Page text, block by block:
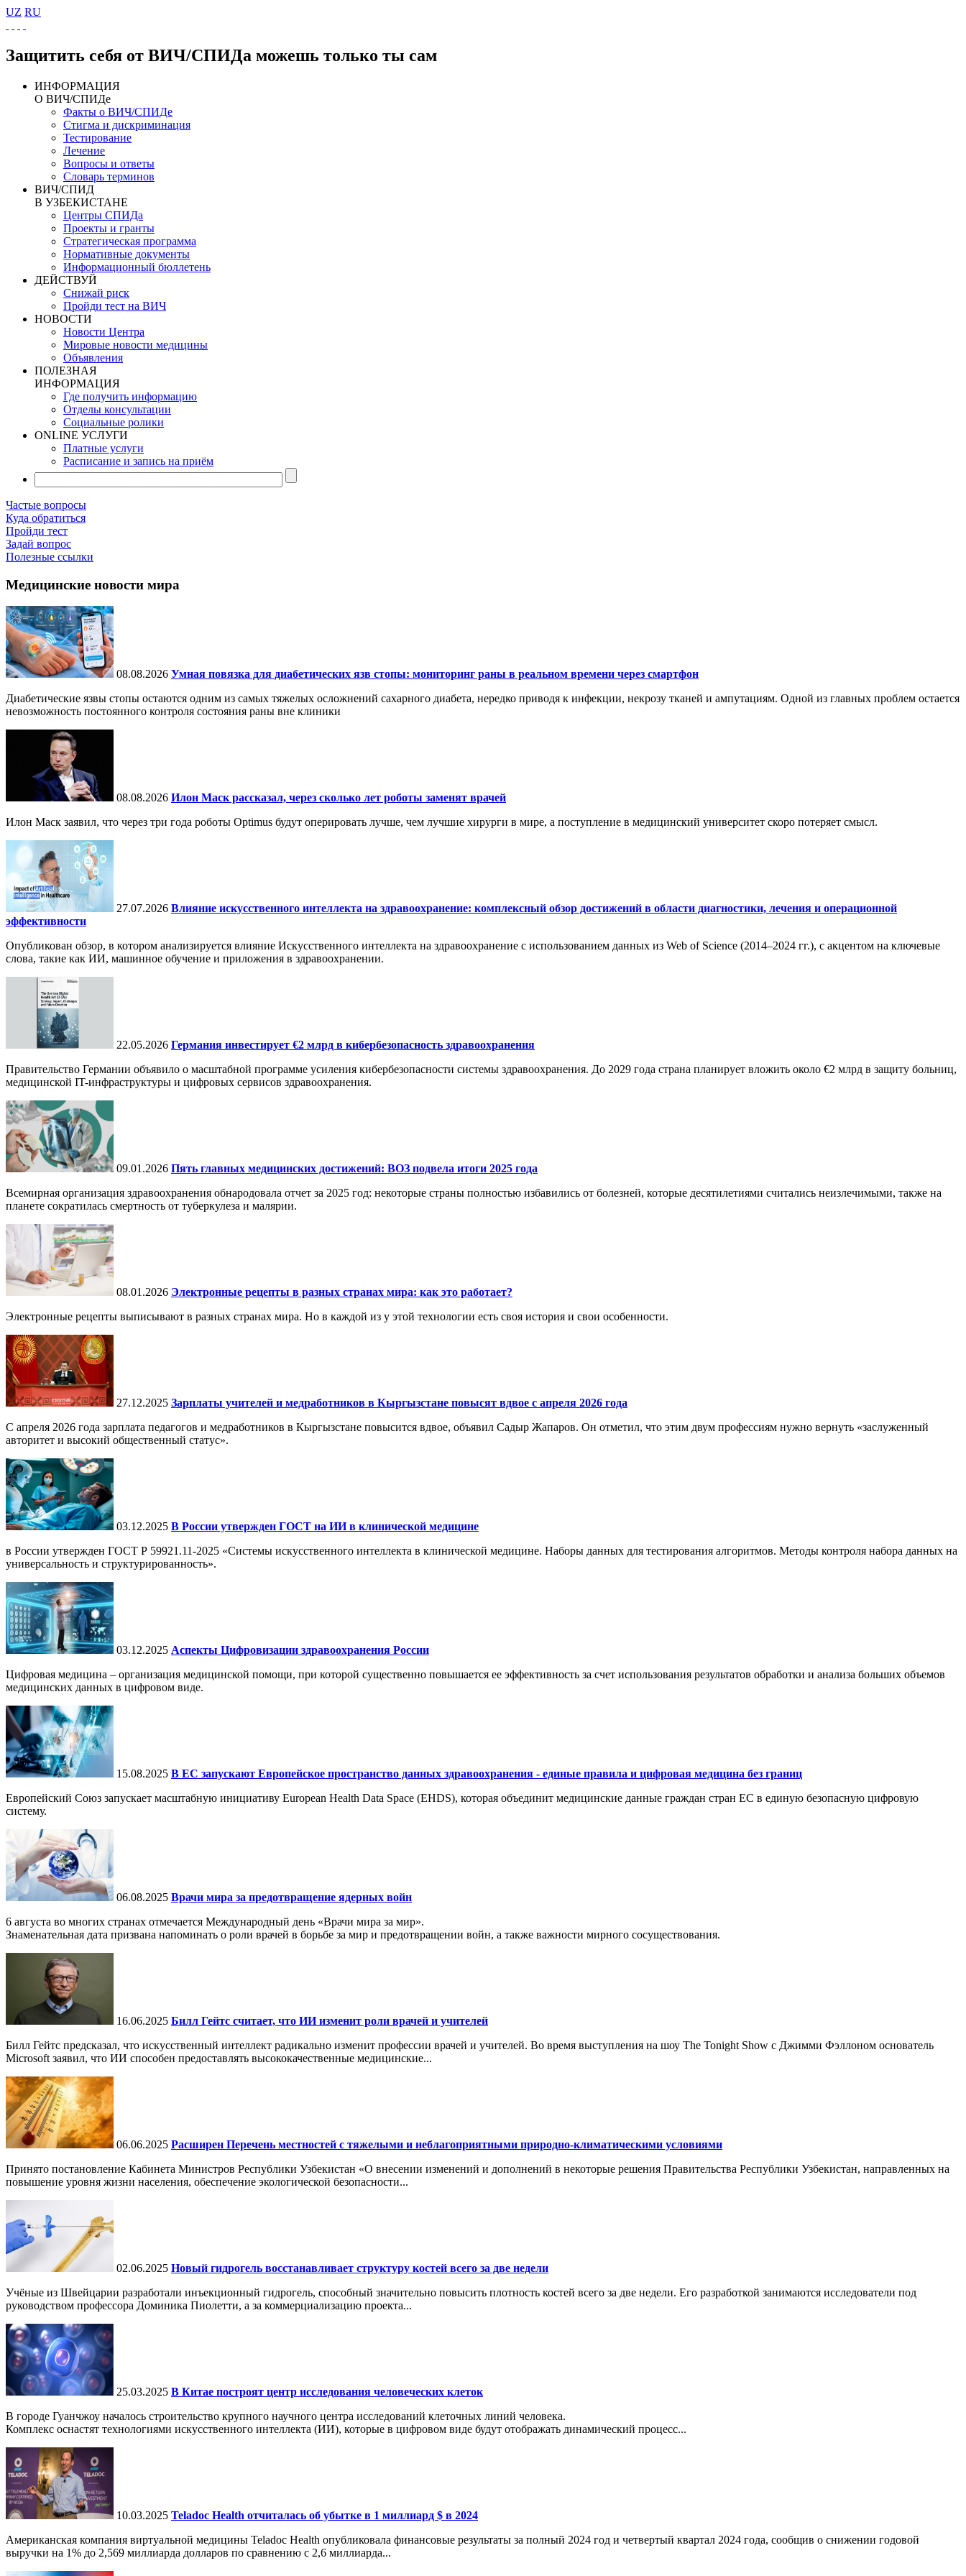
UZ RU
Защитить себя от ВИЧ/СПИДа можешь только ты сам
ИНФОРМАЦИЯ
О ВИЧ/СПИДе
Факты о ВИЧ/СПИДе
Стигма и дискриминация
Тестирование
Лечение
Вопросы и ответы
Словарь терминов
ВИЧ/СПИД
В УЗБЕКИСТАНЕ
Центры СПИДа
Проекты и гранты
Стратегическая программа
Нормативные документы
Информационный бюллетень
ДЕЙСТВУЙ
Снижай риск
Пройди тест на ВИЧ
НОВОСТИ
Новости Центра
Мировые новости медицины
Объявления
ПОЛЕЗНАЯ
ИНФОРМАЦИЯ
Где получить информацию
Отделы консультации
Социальные ролики
ONLINE УСЛУГИ
Платные услуги
Расписание и запись на приём
Частые вопросы
Куда обратиться
Пройди тест
Задай вопрос
Полезные ссылки
Медицинские новости мира
08.08.2026 Умная повязка для диабетических язв стопы: мониторинг раны в реальном времени через смартфон
Диабетические язвы стопы остаются одним из самых тяжелых осложнений сахарного диабета, нередко приводя к инфекции, некрозу тканей и ампутациям. Одной из главных проблем остается
невозможность постоянного контроля состояния раны вне клиники
08.08.2026 Илон Маск рассказал, через сколько лет роботы заменят врачей
Илон Маск заявил, что через три года роботы Optimus будут оперировать лучше, чем лучшие хирурги в мире, а поступление в медицинский университет скоро потеряет смысл.
27.07.2026 Влияние искусственного интеллекта на здравоохранение: комплексный обзор достижений в области диагностики, лечения и операционной
эффективности
Опубликован обзор, в котором анализируется влияние Искусственного интеллекта на здравоохранение с использованием данных из Web of Science (2014–2024 гг.), с акцентом на ключевые
слова, такие как ИИ, машинное обучение и приложения в здравоохранении.
22.05.2026 Германия инвестирует €2 млрд в кибербезопасность здравоохранения
Правительство Германии объявило о масштабной программе усиления кибербезопасности системы здравоохранения. До 2029 года страна планирует вложить около €2 млрд в защиту больниц,
медицинской IT-инфраструктуры и цифровых сервисов здравоохранения.
09.01.2026 Пять главных медицинских достижений: ВОЗ подвела итоги 2025 года
Всемирная организация здравоохранения обнародовала отчет за 2025 год: некоторые страны полностью избавились от болезней, которые десятилетиями считались неизлечимыми, также на
планете сократилась смертность от туберкулеза и малярии.
08.01.2026 Электронные рецепты в разных странах мира: как это работает?
Электронные рецепты выписывают в разных странах мира. Но в каждой из у этой технологии есть своя история и свои особенности.
27.12.2025 Зарплаты учителей и медработников в Кыргызстане повысят вдвое с апреля 2026 года
С апреля 2026 года зарплата педагогов и медработников в Кыргызстане повысится вдвое, объявил Садыр Жапаров. Он отметил, что этим двум профессиям нужно вернуть «заслуженный
авторитет и высокий общественный статус».
03.12.2025 В России утвержден ГОСТ на ИИ в клинической медицине
в России утвержден ГОСТ Р 59921.11-2025 «Системы искусственного интеллекта в клинической медицине. Наборы данных для тестирования алгоритмов. Методы контроля набора данных на
универсальность и структурированность».
03.12.2025 Аспекты Цифровизации здравоохранения России
Цифровая медицина – организация медицинской помощи, при которой существенно повышается ее эффективность за счет использования результатов обработки и анализа больших объемов
медицинских данных в цифровом виде.
15.08.2025 В ЕС запускают Европейское пространство данных здравоохранения - единые правила и цифровая медицина без границ
Европейский Союз запускает масштабную инициативу European Health Data Space (EHDS), которая объединит медицинские данные граждан стран ЕС в единую безопасную цифровую
систему.
06.08.2025 Врачи мира за предотвращение ядерных войн
6 августа во многих странах отмечается Международный день «Врачи мира за мир».
Знаменательная дата призвана напоминать о роли врачей в борьбе за мир и предотвращении войн, а также важности мирного сосуществования.
16.06.2025 Билл Гейтс считает, что ИИ изменит роли врачей и учителей
Билл Гейтс предсказал, что искусственный интеллект радикально изменит профессии врачей и учителей. Во время выступления на шоу The Tonight Show с Джимми Фэллоном основатель
Microsoft заявил, что ИИ способен предоставлять высококачественные медицинские...
06.06.2025 Расширен Перечень местностей с тяжелыми и неблагоприятными природно-климатическими условиями
Принято постановление Кабинета Министров Республики Узбекистан «О внесении изменений и дополнений в некоторые решения Правительства Республики Узбекистан, направленных на
повышение уровня жизни населения, обеспечение экологической безопасности...
02.06.2025 Новый гидрогель восстанавливает структуру костей всего за две недели
Учёные из Швейцарии разработали инъекционный гидрогель, способный значительно повысить плотность костей всего за две недели. Его разработкой занимаются исследователи под
руководством профессора Доминика Пиолетти, а за коммерциализацию проекта...
25.03.2025 В Китае построят центр исследования человеческих клеток
В городе Гуанчжоу началось строительство крупного научного центра исследований клеточных линий человека.
Комплекс оснастят технологиями искусственного интеллекта (ИИ), которые в цифровом виде будут отображать динамический процесс...
10.03.2025 Teladoc Health отчиталась об убытке в 1 миллиард $ в 2024
Американская компания виртуальной медицины Teladoc Health опубликовала финансовые результаты за полный 2024 год и четвертый квартал 2024 года, сообщив о снижении годовой
выручки на 1% до 2,569 миллиарда долларов по сравнению с 2,6 миллиарда...